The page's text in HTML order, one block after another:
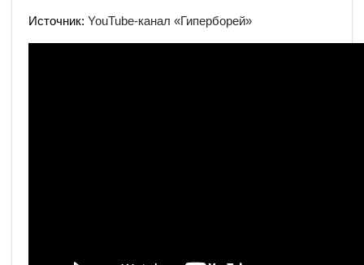
Источник: YouTube-канал «Гиперборей»